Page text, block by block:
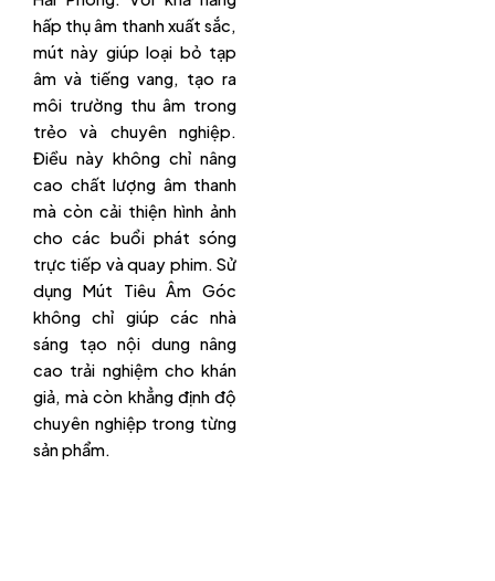
hấp thụ âm thanh xuất sắc,
mút này giúp loại bỏ tạp
âm và tiếng vang, tạo ra
môi trường thu âm trong
trẻo và chuyên nghiệp.
Điều này không chỉ nâng
cao chất lượng âm thanh
mà còn cải thiện hình ảnh
cho các buổi phát sóng
trực tiếp và quay phim. Sử
dụng Mút Tiêu Âm Góc
không chỉ giúp các nhà
sáng tạo nội dung nâng
cao trải nghiệm cho khán
giả, mà còn khẳng định độ
chuyên nghiệp trong từng
sản phẩm.